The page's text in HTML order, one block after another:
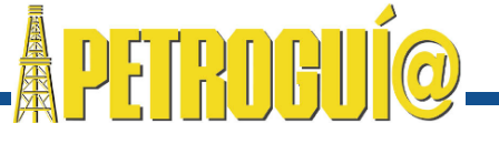
contenido